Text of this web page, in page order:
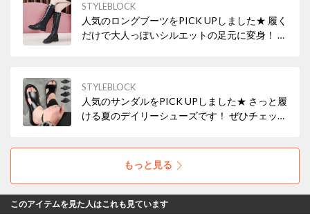
STYLEBLOCK
人気のロングブーツをPICK UPしました★ 履く
だけで大人っぽいシルエットの足元に変身！ ぜ
STYLEBLOCK
人気のサンダルをPICK UPしました★ さっと履
ける夏のデイリーシューズです！ ぜひチェック
もっと見る
このアイテムを見た人はこれも見ています